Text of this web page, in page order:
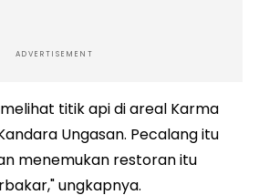
ADVERTISEMENT
titik api di areal Karma
Ungasan. Pecalang itu
menemukan restoran itu
ungkapnya.